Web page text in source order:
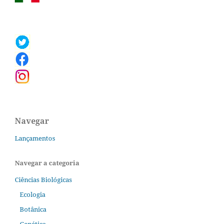
Navegar
Lançamentos
Navegar a categoria
Ciências Biológicas
Ecologia
Botânica